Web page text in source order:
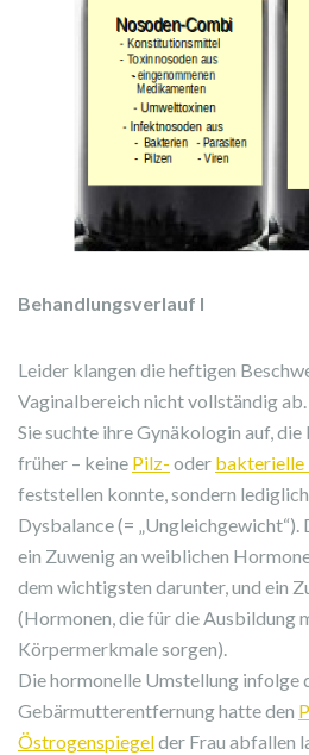
Behandlungsverlauf I
Leider klangen die heftigen
Vaginalbereich nicht vollständig ab.
Sie suchte ihre Gynäkologin auf,
früher – keine Pilz- oder
feststellen konnte, sondern
Dysbalance (=
ein Zuwenig an weiblichen
dem wichtigsten darunter, und ein
(Hormonen, die für die Ausbildung
Körpermerkmale sorgen).
Die hormonelle Umstellung infolge
Gebärmutterentfernung hatte den
Östrogenspiegelder Frau abfallen